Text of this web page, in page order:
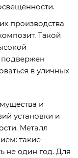
производства
Такой
подвержен
в уличных
и
установки и
Металл
такие
не один год. Для